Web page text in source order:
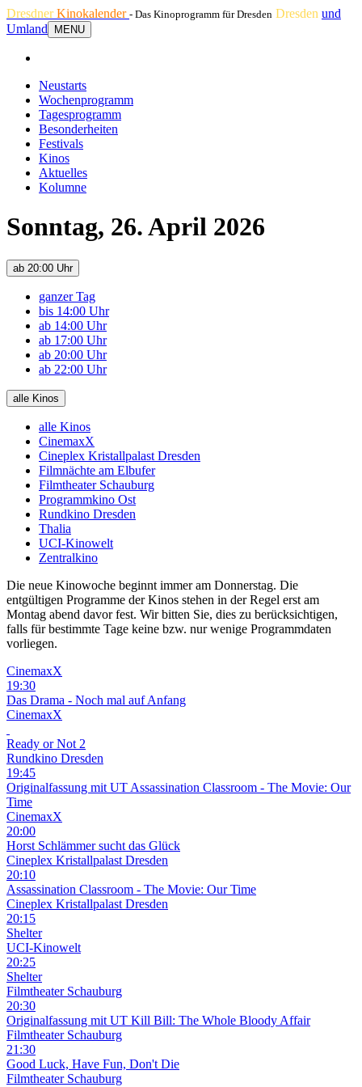
DresdnerKinokalender - Das Kinoprogramm für Dresden Dresden und
Umland
MENU
Neustarts
Wochenprogramm
Tagesprogramm
Besonderheiten
Festivals
Kinos
Aktuelles
Kolumne
Sonntag, 26. April 2026
ab 20:00 Uhr
ganzer Tag
bis 14:00 Uhr
ab 14:00 Uhr
ab 17:00 Uhr
ab 20:00 Uhr
ab 22:00 Uhr
alle Kinos
alle Kinos
CinemaxX
Cineplex Kristallpalast Dresden
Filmnächte am Elbufer
Filmtheater Schauburg
Programmkino Ost
Rundkino Dresden
Thalia
UCI-Kinowelt
Zentralkino
Die neue Kinowoche beginnt immer am Donnerstag. Die
entgültigen Programme der Kinos stehen in der Regel erst am
Montag abend davor fest. Wir bitten Sie, dies zu berücksichtigen,
falls für bestimmte Tage keine bzw. nur wenige Programmdaten
vorliegen.
CinemaxX
19:30
Das Drama - Noch mal auf Anfang
CinemaxX
Ready or Not 2
Rundkino Dresden
19:45
Originalfassung mit UT Assassination Classroom - The Movie: Our
Time
CinemaxX
20:00
Horst Schlämmer sucht das Glück
Cineplex Kristallpalast Dresden
20:10
Assassination Classroom - The Movie: Our Time
Cineplex Kristallpalast Dresden
20:15
Shelter
UCI-Kinowelt
20:25
Shelter
Filmtheater Schauburg
20:30
Originalfassung mit UT Kill Bill: The Whole Bloody Affair
Filmtheater Schauburg
21:30
Good Luck, Have Fun, Don't Die
Filmtheater Schauburg